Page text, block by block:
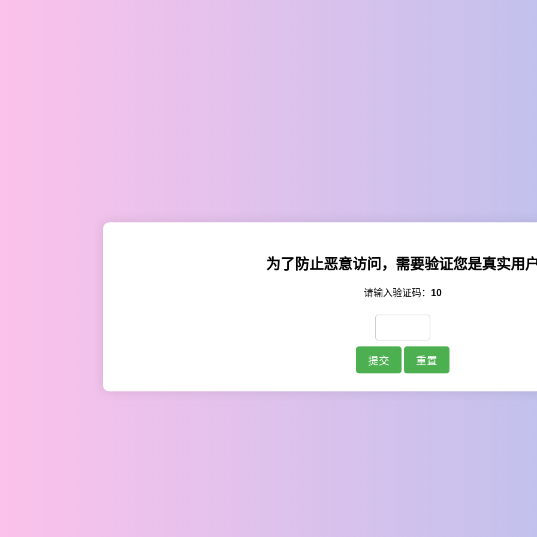
为了防止恶意访问，需要验证您是真实用
请输入验证码： 10
提交 重置